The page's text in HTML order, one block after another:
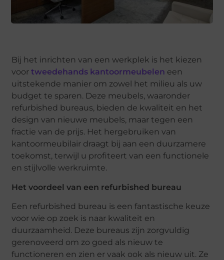
Bij het inrichten van een werkplek is het kiezen
voortweedehands kantoormeubelen een
uitstekende manier om zowel het milieu als uw
budget te sparen. Deze meubels, waaronder
refurbished bureaus, bieden de kwaliteit en het
design van nieuwe meubels, maar tegen een
fractie van de prijs. Het hergebruiken van
kantoormeubilair draagt bij aan een duurzamere
toekomst, terwijl u profiteert van een functionele
en stijlvolle werkruimte.
Het voordeel van een refurbished bureau
Een refurbished bureau is een fantastische keuze
voor wie op zoek is naar kwaliteit en
duurzaamheid. Deze bureaus zijn zorgvuldig
gerenoveerd om zo goed als nieuw te
functioneren en zien er vaak ook als nieuw uit. Ze